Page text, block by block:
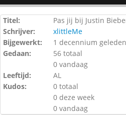
Titel:
Pas jij bij Justin
Schrijver:
xlittleMe
Bijgewerkt:
1 decennium geleden
Gedaan:
56 totaal
0 vandaag
Leeftijd:
AL
Kudos:
0 totaal
0 deze week
0 vandaag